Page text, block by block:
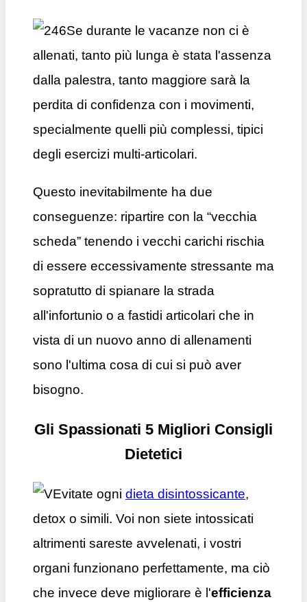
Se durante le vacanze non ci è
allenati, tanto più lunga è stata l'assenza
dalla palestra, tanto maggiore sarà la
perdita di confidenza con i movimenti,
specialmente quelli più complessi, tipici
degli esercizi multi-articolari.
Questo inevitabilmente ha due
conseguenze: ripartire con la “vecchia
scheda” tenendo i vecchi carichi rischia
di essere eccessivamente stressante ma
sopratutto di spianare la strada
all'infortunio o a fastidi articolari che in
vista di un nuovo anno di allenamenti
sono l'ultima cosa di cui si può aver
bisogno.
Gli Spassionati 5 Migliori Consigli
Dietetici
Evitate ogni dieta disintossicante,
detox o simili. Voi non siete intossicati
altrimenti sareste avvelenati, i vostri
organi funzionano perfettamente, ma ciò
che invece deve migliorare è l'efficienza